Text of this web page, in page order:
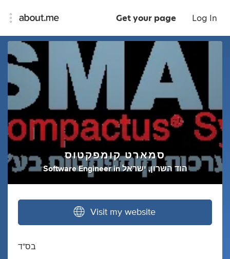
Get your page Log In
סמארט קומפקטוס
Software Engineer inהוד השרון, ישראל
Visit my website
בס"ד